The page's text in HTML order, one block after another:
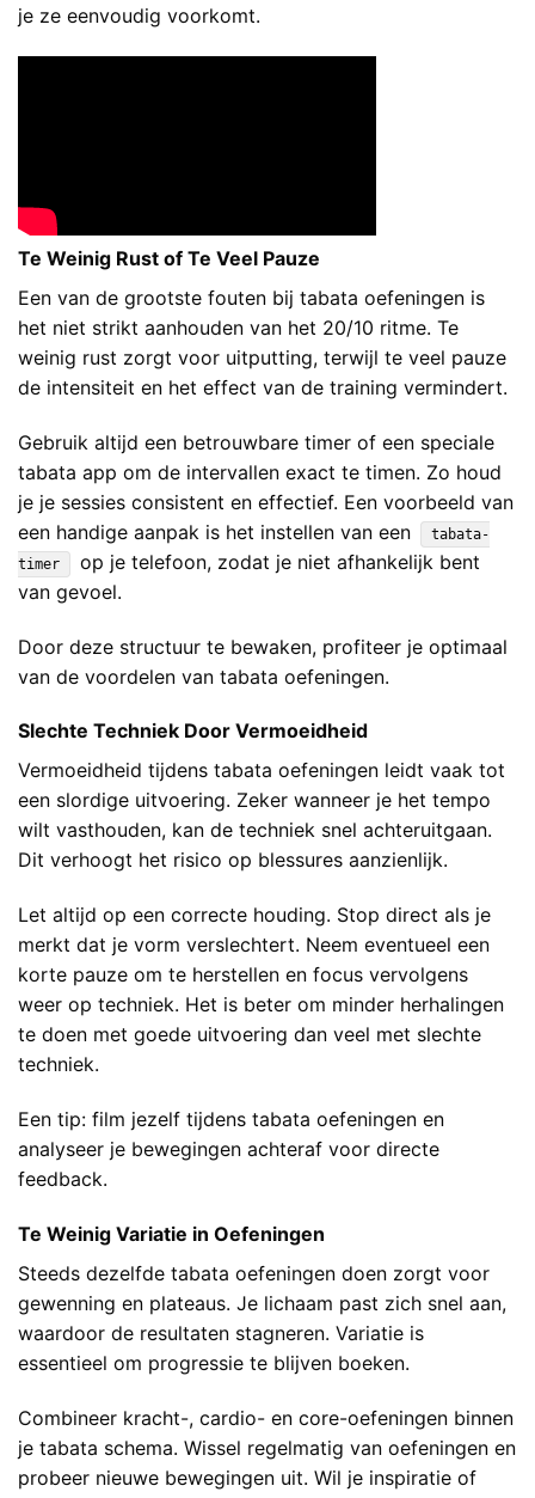
je ze eenvoudig voorkomt.
Te Weinig Rust of Te Veel Pauze
Een van de grootste fouten bij tabata oefeningen is
het niet strikt aanhouden van het 20/10 ritme. Te
weinig rust zorgt voor uitputting, terwijl te veel pauze
de intensiteit en het effect van de training vermindert.
Gebruik altijd een betrouwbare timer of een speciale
tabata app om de intervallen exact te timen. Zo houd
je je sessies consistent en effectief. Een voorbeeld van
een handige aanpak is het instellen van een
tabata-
timer
op je telefoon, zodat je niet afhankelijk bent
van gevoel.
Door deze structuur te bewaken, profiteer je optimaal
van de voordelen van tabata oefeningen.
Slechte Techniek Door Vermoeidheid
Vermoeidheid tijdens tabata oefeningen leidt vaak tot
een slordige uitvoering. Zeker wanneer je het tempo
wilt vasthouden, kan de techniek snel achteruitgaan.
Dit verhoogt het risico op blessures aanzienlijk.
Let altijd op een correcte houding. Stop direct als je
merkt dat je vorm verslechtert. Neem eventueel een
korte pauze om te herstellen en focus vervolgens
weer op techniek. Het is beter om minder herhalingen
te doen met goede uitvoering dan veel met slechte
techniek.
Een tip: film jezelf tijdens tabata oefeningen en
analyseer je bewegingen achteraf voor directe
feedback.
Te Weinig Variatie in Oefeningen
Steeds dezelfde tabata oefeningen doen zorgt voor
gewenning en plateaus. Je lichaam past zich snel aan,
waardoor de resultaten stagneren. Variatie is
essentieel om progressie te blijven boeken.
Combineer kracht-, cardio- en core-oefeningen binnen
je tabata schema. Wissel regelmatig van oefeningen en
probeer nieuwe bewegingen uit. Wil je inspiratie of